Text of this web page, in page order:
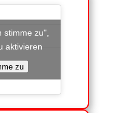
stimme zu",
aktivieren
zu